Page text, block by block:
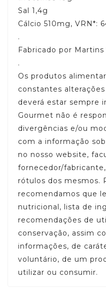
Sal 1,4g
Cálcio 510mg, VRN*:
.
Fabricado por Martins
.
Os produtos
constantes
deverá estar sempre
Gourmet não é
divergências e/ou
com a informação
no nosso website,
fornecedor/
rótulos dos mesmos.
recomendamos que
nutricional, lista de
recomendações de
conservação, assim
informações, de
voluntário, de um
utilizar ou consumir.